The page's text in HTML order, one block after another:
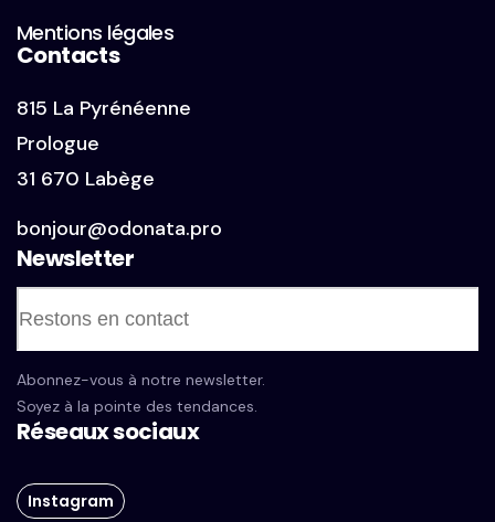
Mentions légales
Contacts
815 La Pyrénéenne
Prologue
31 670 Labège
bonjour@odonata.pro
Newsletter
Abonnez-vous à notre newsletter.
Soyez à la pointe des tendances.
Réseaux sociaux
Instagram